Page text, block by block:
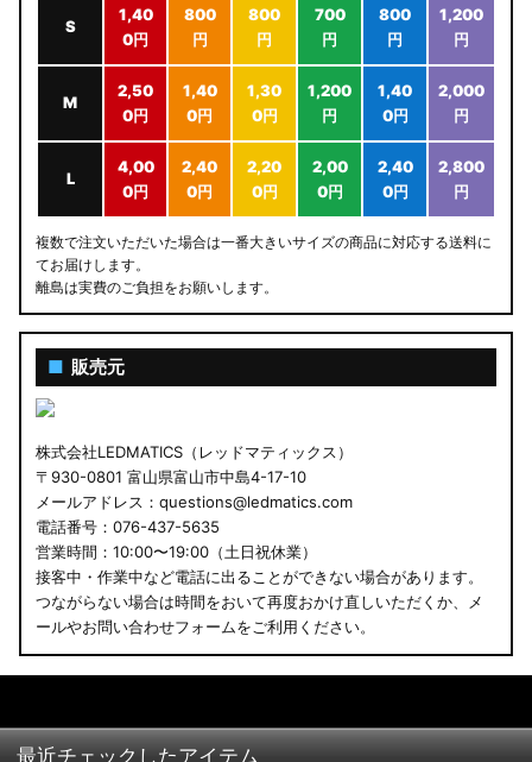
S
1,40
0円
800
円
800
円
700
円
800
円
1,200
円
M
2,50
0円
1,40
0円
1,30
0円
1,200
円
1,40
0円
2,000
円
L
4,00
0円
2,40
0円
2,20
0円
2,00
0円
2,40
0円
2,800
円
複数で注文いただいた場合は一番大きいサイズの商品に対応する送料に
てお届けします。
離島は実費のご負担をお願いします。
■ 販売元
株式会社LEDMATICS（レッドマティックス）
〒930-0801 富山県富山市中島4-17-10
メールアドレス：questions@ledmatics.com
電話番号：076-437-5635
営業時間：10:00〜19:00（土日祝休業）
接客中・作業中など電話に出ることができない場合があります。
つながらない場合は時間をおいて再度おかけ直しいただくか、メ
ールやお問い合わせフォームをご利用ください。
最近チェックしたアイテム